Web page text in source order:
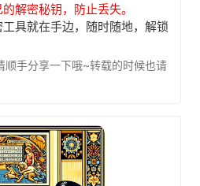
解密秘钥，防止丢失。
具就在手边，随时随地，解锁
顺手分享一下哦~转载的时候也请